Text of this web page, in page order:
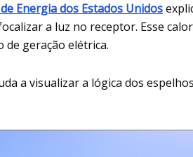
Energia dos Estados Unidos
a luz no receptor. Esse
de geração elétrica.
a visualizar a lógica dos